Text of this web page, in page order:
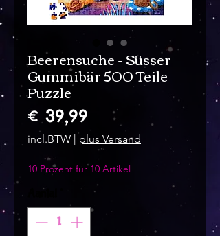
Beerensuche - Süsser
Gummibär 500 Teile
Puzzle
€ 39,99 Prijs
incl.BTW | plus Versand
10 Prozent für 10 Artikel
Aantal